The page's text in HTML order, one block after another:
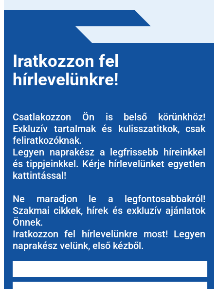
Iratkozzon fel
hírlevelünkre!
Csatlakozzon Ön is belső körünkhöz!
Exkluzív tartalmak és kulisszatitkok, csak
feliratkozóknak.
Legyen naprakész a legfrissebb híreinkkel
és tippjeinkkel. Kérje hírlevelünket egyetlen
kattintással!
Ne maradjon le a legfontosabbakról!
Szakmai cikkek, hírek és exkluzív ajánlatok
Önnek.
Iratkozzon fel hírlevelünkre most! Legyen
naprakész velünk, első kézből.